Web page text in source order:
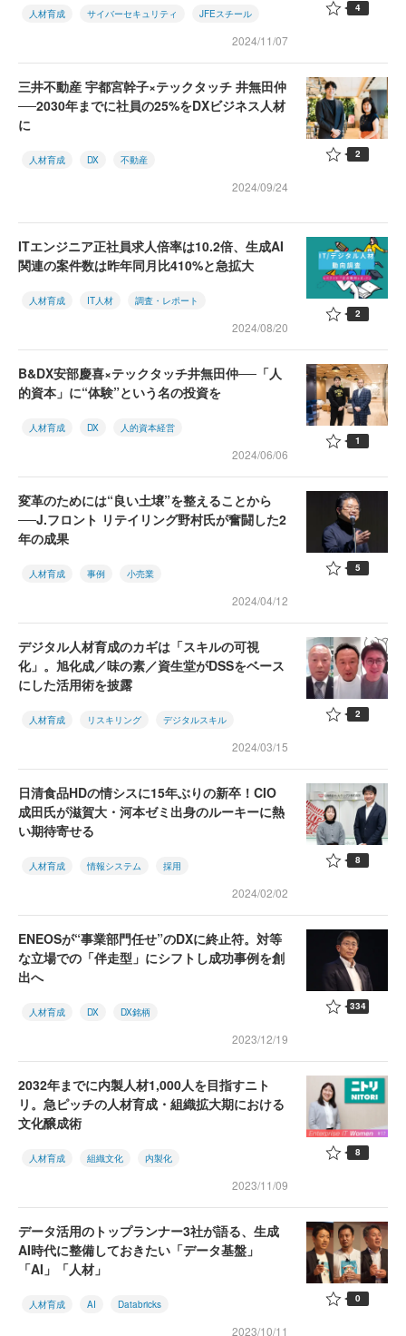
人材育成 サイバーセキュリティ JFEスチール
2024/11/07
4
三井不動産 宇都宮幹子×テックタッチ 井無田仲
──2030年までに社員の25%をDXビジネス人材
に
人材育成 DX 不動産
2024/09/24
2
ITエンジニア正社員求人倍率は10.2倍、生成AI
関連の案件数は昨年同月比410%と急拡大
人材育成 IT人材 調査・レポート
2024/08/20
2
B&DX安部慶喜×テックタッチ井無田仲──「人
的資本」に“体験”という名の投資を
人材育成 DX 人的資本経営
2024/06/06
1
変革のためには“良い土壌”を整えることから
──J.フロント リテイリング野村氏が奮闘した2
年の成果
人材育成 事例 小売業
2024/04/12
5
デジタル人材育成のカギは「スキルの可視
化」。旭化成／味の素／資生堂がDSSをベース
にした活用術を披露
人材育成 リスキリング デジタルスキル
2024/03/15
2
日清食品HDの情シスに15年ぶりの新卒！CIO
成田氏が滋賀大・河本ゼミ出身のルーキーに熱
い期待寄せる
人材育成 情報システム 採用
2024/02/02
8
ENEOSが“事業部門任せ”のDXに終止符。対等
な立場での「伴走型」にシフトし成功事例を創
出へ
人材育成 DX DX銘柄
2023/12/19
334
2032年までに内製人材1,000人を目指すニト
リ。急ピッチの人材育成・組織拡大期における
文化醸成術
人材育成 組織文化 内製化
2023/11/09
8
データ活用のトップランナー3社が語る、生成
AI時代に整備しておきたい「データ基盤」
「AI」「人材」
人材育成 AI Databricks
2023/10/11
0